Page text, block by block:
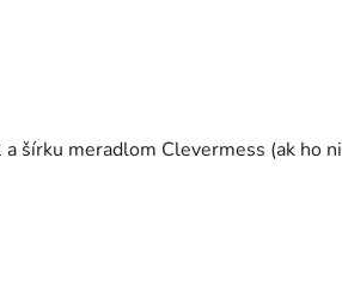
šírku meradlom Clevermess (ak ho